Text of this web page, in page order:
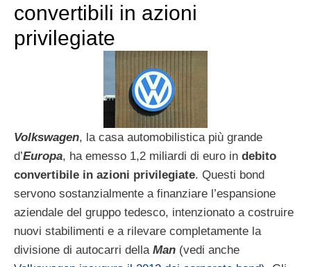
convertibili in azioni
privilegiate
Volkswagen, la casa automobilistica più grande
d’Europa, ha emesso 1,2 miliardi di euro in debito
convertibile in azioni privilegiate. Questi bond
servono sostanzialmente a finanziare l’espansione
aziendale del gruppo tedesco, intenzionato a costruire
nuovi stabilimenti e a rilevare completamente la
divisione di autocarri della Man (vedi anche